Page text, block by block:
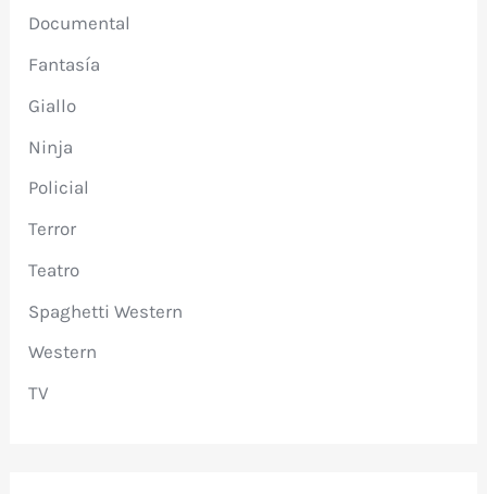
Documental
Fantasía
Giallo
Ninja
Policial
Terror
Teatro
Spaghetti Western
Western
TV